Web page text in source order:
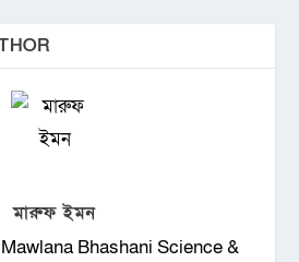
মারুফ ইমন
Bhashani Science &